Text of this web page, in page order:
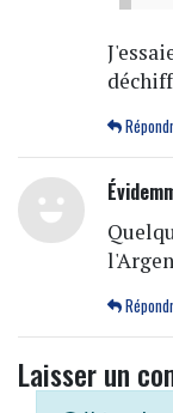
Laisser un